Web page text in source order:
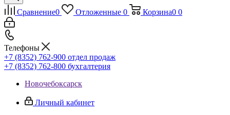
Сравнение0 Отложенные 0 Корзина0 0
Телефоны
+7 (8352) 762-900 отдел продаж
+7 (8352) 762-800 бухгалтерия
Новочебоксарск
Личный кабинет